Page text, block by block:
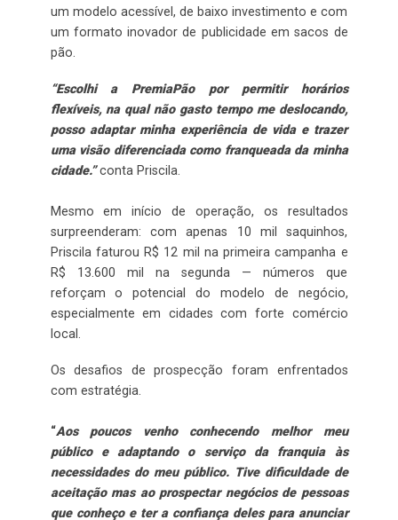
um modelo acessível, de baixo investimento e com
um formato inovador de publicidade em sacos de
pão.
“Escolhi a PremiaPão por permitir horários
flexíveis, na qual não gasto tempo me deslocando,
posso adaptar minha experiência de vida e trazer
uma visão diferenciada como franqueada da minha
cidade.”conta Priscila.
Mesmo em início de operação, os resultados
surpreenderam: com apenas 10 mil saquinhos,
Priscila faturou R$ 12 mil na primeira campanha e
R$ 13.600 mil na segunda — números que
reforçam o potencial do modelo de negócio,
especialmente em cidades com forte comércio
local.
Os desafios de prospecção foram enfrentados
com estratégia.
“Aos poucos venho conhecendo melhor meu
público e adaptando o serviço da franquia às
necessidades do meu público. Tive dificuldade de
aceitação mas ao prospectar negócios de pessoas
que conheço e ter a confiança deles para anunciar